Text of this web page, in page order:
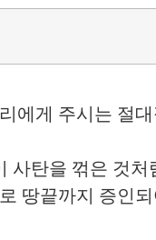
에게 주시는 절
사탄을 꺾은 것
땅끝까지 증인